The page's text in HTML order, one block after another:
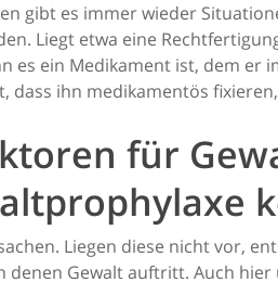
gibt es immer wieder
Liegt etwa eine
es ein Medikament ist, dem
dass ihn medikamentös
für
Liegen diese nicht vor,
denen Gewalt auftritt. Auch